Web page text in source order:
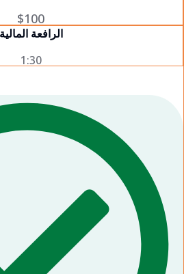
$100
الرافعة المالية
1:30